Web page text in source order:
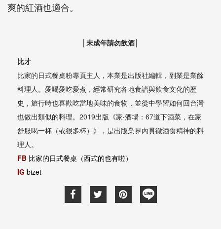
爽的紅酒也適合。
│未成年請勿飲酒│
比才
比家的日式餐桌粉專頁主人，本業是出版社編輯，副業是業餘
料理人。愛喝愛吃愛煮，經常研究各地食譜與飲食文化的歷
史，旅行時也喜歡吃當地美味的食物，並從中學習如何回台灣
也做出類似的料理。2019出版《家‧酒場：67道下酒菜，在家
舒服喝一杯（或很多杯）》，是出版業界內貫徹酒食精神的料
理人。
FB 比家的日式餐桌（西式的也有啦）
IG bizet